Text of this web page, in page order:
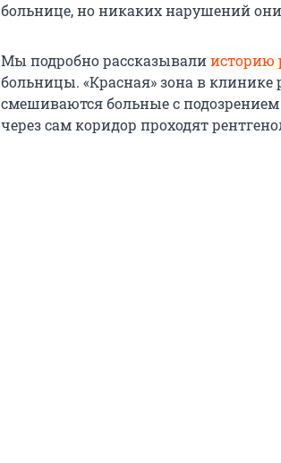
больнице, но никаких нарушений
Мы подробно рассказывалиисторию
больницы. «Красная» зона в клинике
смешиваются больные с
через сам коридор проходят